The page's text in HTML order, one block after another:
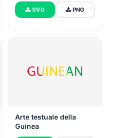
SVG PNG
Arte testuale della
Guinea